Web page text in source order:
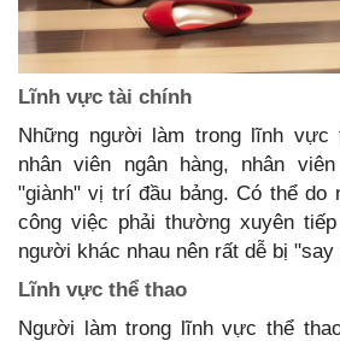
Lĩnh vực tài chính
Những người làm trong lĩnh
nhân viên ngân hàng, nhân
"giành" vị trí đầu bảng. Có thể do
công việc phải thường xuyên
người khác nhau nên rất dễ bị "say
Lĩnh vực thể thao
Người làm trong lĩnh vực thể